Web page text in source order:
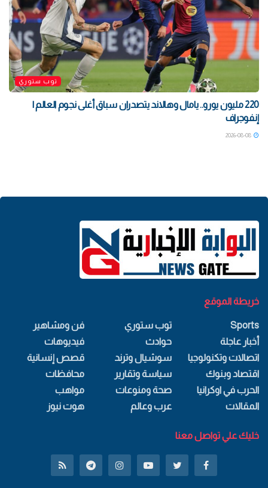
توب ستوري
220 مليون يورو.. يامال وهالاند يتصدران سباق أغلى نجوم العالم |
إنفوجراف
خريطة الموقع
Sports
أخبار عاجلة
اتصالات وتكنولوجيا
اقتصاد وبنوك
الحرب في اوكرانيا
المقالات
توب ستوري
حوادث
سوشيال وترند
سياسة وتقارير
صحة ومنوعات
عرب وعالم
فن ومشاهير
فيديوهات
قصص إنسانية
محافظات
مواهب
هوت نيوز
خليك علي تواصل معنا